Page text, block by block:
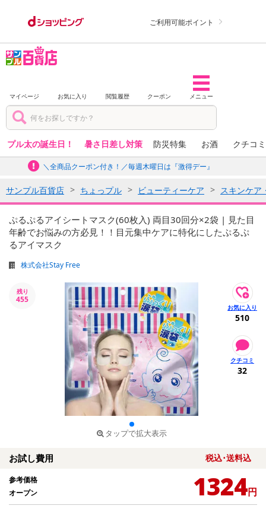
ご利用可能ポイント
マイページ お気に入り 閲覧履歴 クーポン メニュー
プル太の誕生日！ 暑さ日差し対策 防災特集 お酒 クチコ
＼全商品クーポン付き！／毎週木曜日は『激得デー』
サンプル百貨店 ちょっプル ビューティーケア スキンケア
ぷるぷるアイシートマスク(60枚入) 両目30回分×2袋 | 見た目
年齢でお悩みの方必見！！目元集中ケアに特化にしたぷるぷ
るアイマスク
株式会社Stay Free
残り
455
タップで拡大表示
510
32
お試し費用 税込･送料込
参考価格
オープン
1324円